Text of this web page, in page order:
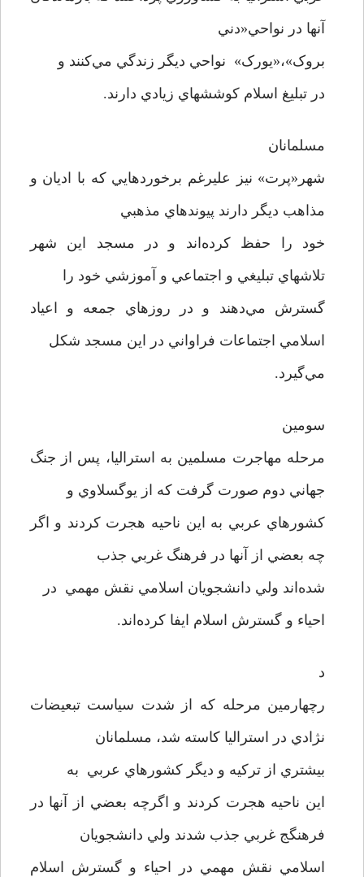
آنها در نواحي«دني
بروک»،«يورک» نواحي ديگر زندگي مي‌کنند و
در تبليغ اسلام کوششهاي زيادي دارند.
مسلمانان
شهر«پرت» نيز عليرغم برخوردهايي که با اديان و
مذاهب ديگر دارند پيوندهاي مذهبي
خود را حفظ کرده‌اند و در مسجد اين شهر
تلاشهاي تبليغي و اجتماعي و آموزشي خود را
گسترش مي‌دهند و در روزهاي جمعه و اعياد
اسلامي اجتماعات فراواني در اين مسجد شکل
مي‌گيرد.
سومين
مرحله مهاجرت مسلمين به استراليا، پس از جنگ
جهاني دوم صورت گرفت که از يوگسلاوي و
کشورهاي عربي به اين ناحيه هجرت کردند و اگر
چه بعضي از آنها در فرهنگ غربي جذب
شده‌اند ولي دانشجويان اسلامي نقش مهمي در
احياء و گسترش اسلام ايفا کرده‌اند.
د
رچهارمين مرحله که از شدت سياست تبعيضات
ن‍ژادي در استراليا کاسته شد، مسلمانان
بيشتري از ترکيه و ديگر کشورهاي عربي به
اين ناحيه هجرت کردند و اگرچه بعضي از آنها در
فرهنگج غربي جذب شدند ولي دانشجويان
اسلامي نقش مهمي در احياء و گسترش اسلام